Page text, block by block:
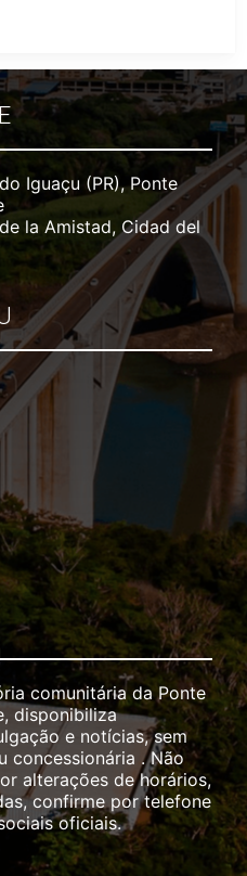
Iguaçu (PR), Ponte
la Amistad, Cidad del
comunitária da Ponte
disponibiliza
e notícias, sem
concessionária . Não
alterações de horários,
confirme por telefone
oficiais.